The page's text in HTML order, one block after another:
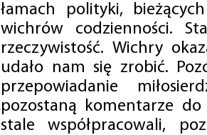
łamach polityki,
wichrów codzienności.
rzeczywistość. Wichry
udało nam się zrobić.
przepowiadanie
pozostaną komentarze
stale współpracowali,